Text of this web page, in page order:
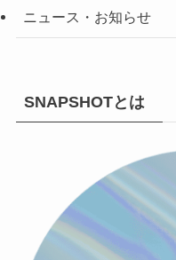
ニュース・お知らせ
SNAPSHOTとは